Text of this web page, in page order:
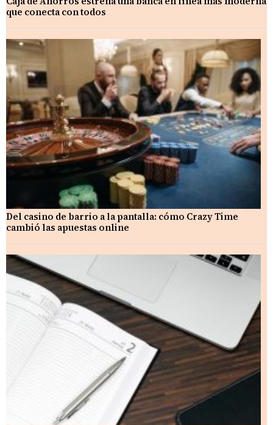
que conecta con todos
Del casino de barrio a la pantalla: cómo Crazy Time
cambió las apuestas online